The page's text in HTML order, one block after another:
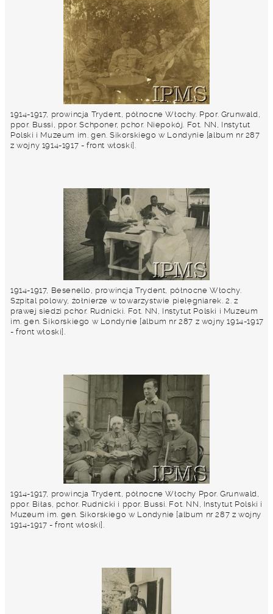
1914-1917, prowincja Trydent, północne Włochy. Ppor. Grunwald,
ppor. Bussi, ppor. Schponer, pchor. Niepokój. Fot. NN, Instytut
Polski i Muzeum im. gen. Sikorskiego w Londynie [album nr 287
z wojny 1914-1917 - front włoski].
1914-1917, Besenello, prowincja Trydent, północne Włochy.
Szpital polowy, żołnierze w towarzystwie pielęgniarek. 2. z
prawej siedzi pchor. Rudnicki. Fot. NN, Instytut Polski i Muzeum
im. gen. Sikorskiego w Londynie [album nr 287 z wojny 1914-1917
- front włoski].
1914-1917, prowincja Trydent, północne Włochy Ppor. Grunwald,
ppor. Biłas, pchor. Rudnicki i ppor. Bussi. Fot. NN, Instytut Polski i
Muzeum im. gen. Sikorskiego w Londynie [album nr 287 z wojny
1914-1917 - front włoski].